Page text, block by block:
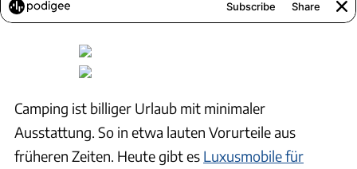
Camping ist billiger Urlaub mit minimaler
Ausstattung. So in etwa lauten Vorurteile aus
früheren Zeiten. Heute gibt es Luxusmobile für